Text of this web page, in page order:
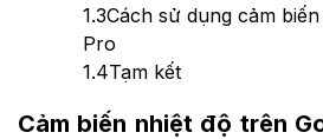
1.3Cách sử dụng cảm
Pro
1.4Tạm kết
Cảm biến nhiệt độ trên